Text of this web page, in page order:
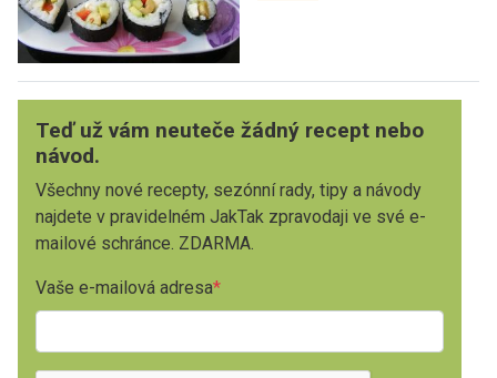
Teď už vám neuteče žádný recept nebo
návod.
Všechny nové recepty, sezónní rady, tipy a návody
najdete v pravidelném JakTak zpravodaji ve své e-
mailové schránce. ZDARMA.
Vaše e-mailová adresa